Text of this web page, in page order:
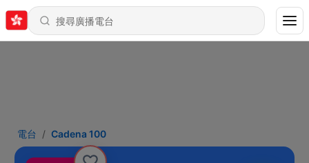
電台 Cadena 100